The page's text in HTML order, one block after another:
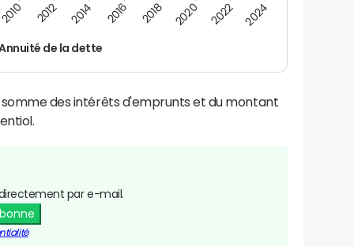
de la dette
2010 2012 2014 2016 2018 2020 2022 2024
des intérêts d'emprunts et du montant
par e-mail.